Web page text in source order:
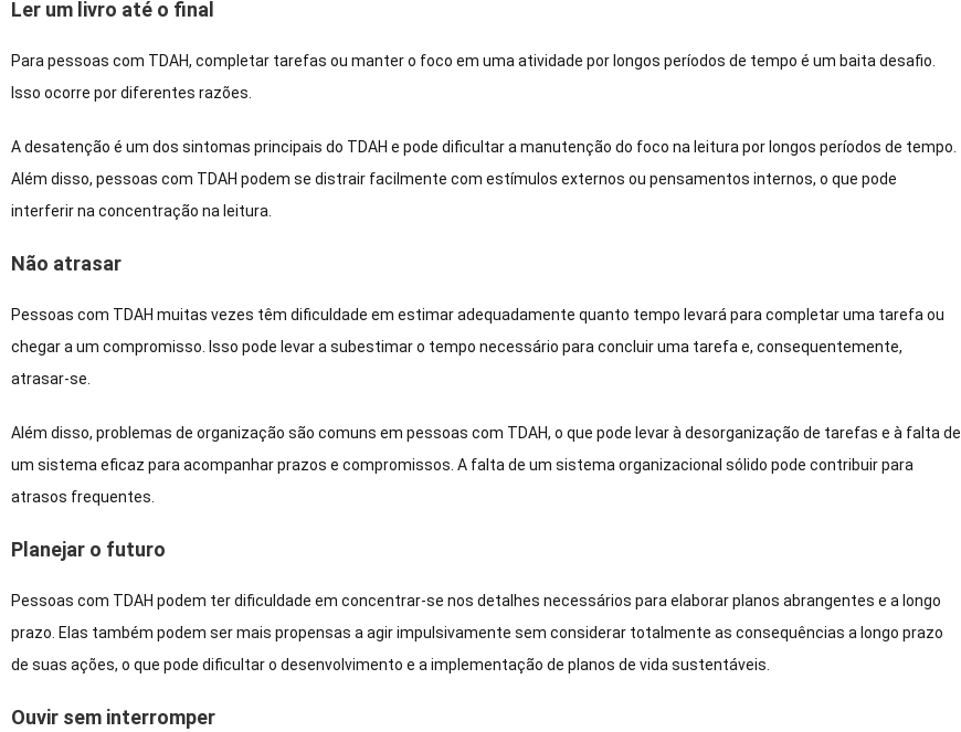
Ler um livro até o final
Para pessoas com TDAH, completar tarefas ou manter o foco em uma atividade por longos períodos de tempo é um baita desafio.
Isso ocorre por diferentes razões.
A desatenção é um dos sintomas principais do TDAH e pode dificultar a manutenção do foco na leitura por longos períodos de tempo.
Além disso, pessoas com TDAH podem se distrair facilmente com estímulos externos ou pensamentos internos, o que pode
interferir na concentração na leitura.
Não atrasar
Pessoas com TDAH muitas vezes têm dificuldade em estimar adequadamente quanto tempo levará para completar uma tarefa ou
chegar a um compromisso. Isso pode levar a subestimar o tempo necessário para concluir uma tarefa e, consequentemente,
atrasar-se.
Além disso, problemas de organização são comuns em pessoas com TDAH, o que pode levar à desorganização de tarefas e à falta de
um sistema eficaz para acompanhar prazos e compromissos. A falta de um sistema organizacional sólido pode contribuir para
atrasos frequentes.
Planejar o futuro
Pessoas com TDAH podem ter dificuldade em concentrar-se nos detalhes necessários para elaborar planos abrangentes e a longo
prazo. Elas também podem ser mais propensas a agir impulsivamente sem considerar totalmente as consequências a longo prazo
de suas ações, o que pode dificultar o desenvolvimento e a implementação de planos de vida sustentáveis.
Ouvir sem interromper